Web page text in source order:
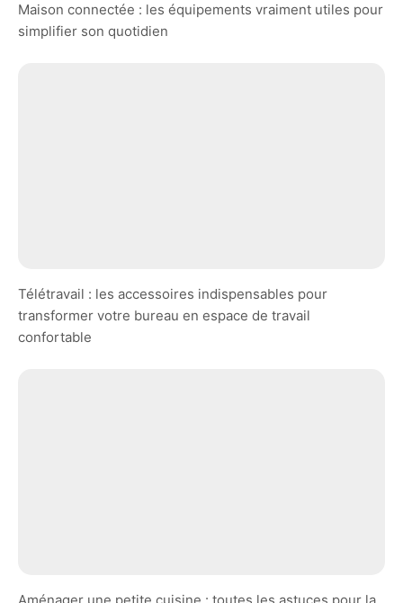
Maison connectée : les équipements vraiment utiles pour
simplifier son quotidien
Télétravail : les accessoires indispensables pour
transformer votre bureau en espace de travail
confortable